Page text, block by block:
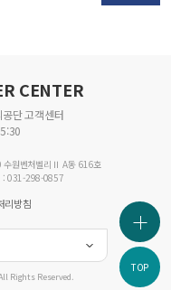
CENTER
단 고객센터
수원벤처벨리Ⅱ A동 616호
: 031-298-0857
리방침
Rights Reserved.
TOP